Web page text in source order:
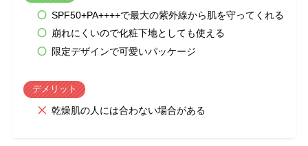
SPF50+PA++++で最大の紫外線から肌を守ってくれる
崩れにくいので化粧下地としても使える
限定デザインで可愛いパッケージ
デメリット
乾燥肌の人には合わない場合がある